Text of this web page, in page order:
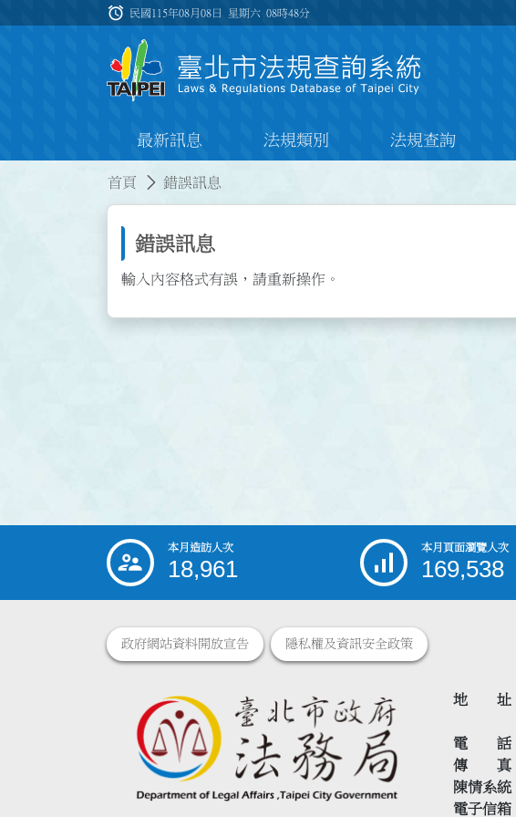
:::
alarm 民國115年08月08日 星期六08時48分
最新訊息 法規類別 法規查詢
首頁 錯誤訊息
錯誤訊息
輸入內容格式有誤，請重新操作。
::: 本月造訪人次
18,961
本月頁面瀏覽人次
169,538
政府網站資料開放宣告 隱私權及資訊安全政策
地 址
電 話
傳 真
陳情系統
電子信箱